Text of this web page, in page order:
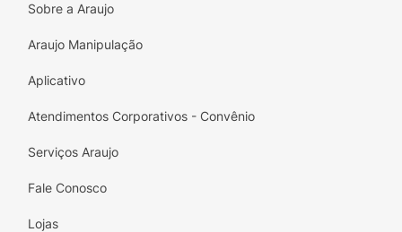
Sobre a Araujo
Araujo Manipulação
Aplicativo
Atendimentos Corporativos - Convênio
Serviços Araujo
Fale Conosco
Lojas